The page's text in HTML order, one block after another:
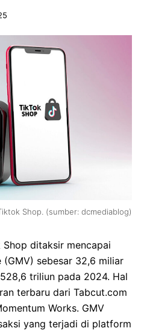
Shop. (sumber: dcmediablog)
Shop ditaksir mencapai
(GMV) sebesar 32,6 miliar
triliun pada 2024. Hal
terbaru dari Tabcut.com
Works. GMV
yang terjadi di platform